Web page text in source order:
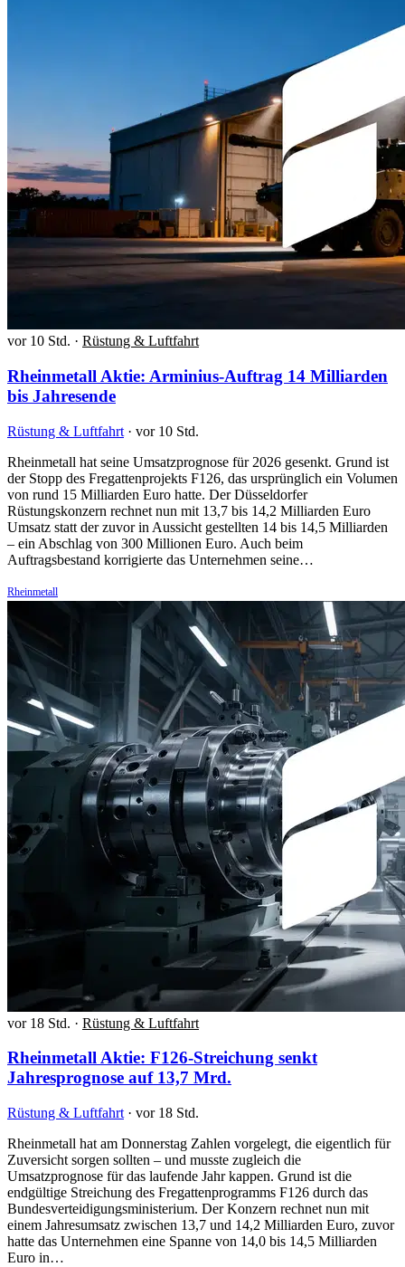
vor 10 Std. · Rüstung & Luftfahrt
Rheinmetall Aktie: Arminius-Auftrag 14 Milliarden
bis Jahresende
Rüstung & Luftfahrt · vor 10 Std.
Rheinmetall hat seine Umsatzprognose für 2026 gesenkt. Grund ist
der Stopp des Fregattenprojekts F126, das ursprünglich ein Volumen
von rund 15 Milliarden Euro hatte. Der Düsseldorfer
Rüstungskonzern rechnet nun mit 13,7 bis 14,2 Milliarden Euro
Umsatz statt der zuvor in Aussicht gestellten 14 bis 14,5 Milliarden
– ein Abschlag von 300 Millionen Euro. Auch beim
Auftragsbestand korrigierte das Unternehmen seine…
Rheinmetall
vor 18 Std. · Rüstung & Luftfahrt
Rheinmetall Aktie: F126-Streichung senkt
Jahresprognose auf 13,7 Mrd.
Rüstung & Luftfahrt · vor 18 Std.
Rheinmetall hat am Donnerstag Zahlen vorgelegt, die eigentlich für
Zuversicht sorgen sollten – und musste zugleich die
Umsatzprognose für das laufende Jahr kappen. Grund ist die
endgültige Streichung des Fregattenprogramms F126 durch das
Bundesverteidigungsministerium. Der Konzern rechnet nun mit
einem Jahresumsatz zwischen 13,7 und 14,2 Milliarden Euro, zuvor
hatte das Unternehmen eine Spanne von 14,0 bis 14,5 Milliarden
Euro in…